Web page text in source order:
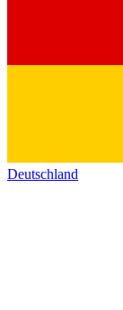
Deutschland